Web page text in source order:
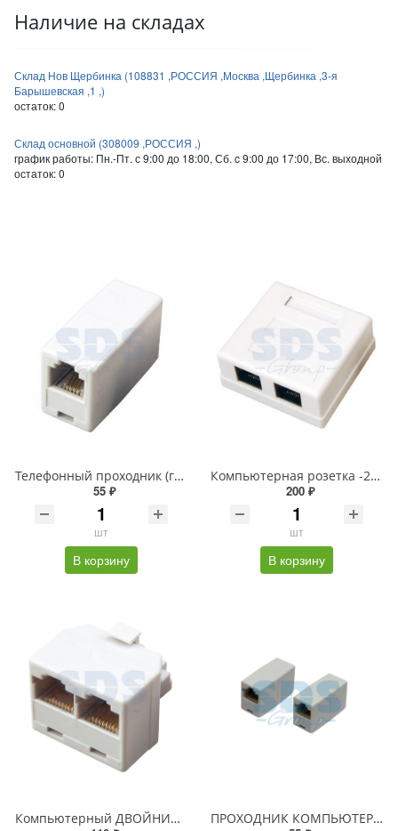
Наличие на складах
Склад Нов Щербинка (108831 ,РОССИЯ ,Москва ,Щербинка ,3-я
Барышевская ,1 ,)
остаток:0
Склад основной (308009 ,РОССИЯ ,)
график работы: Пн.-Пт. с 9:00 до 18:00, Сб. c 9:00 до 17:00, Вс. выходной
остаток:0
Телефонный проходник (гнездо-гнездо) 6P-4C REXANT
55 ₽
шт
В корзину
Компьютерная розетка -2*RJ-45 CAT5e REXANT
200 ₽
шт
В корзину
Компьютерный ДВОЙНИК к (штекер -2 гнезда) 8P-8C PROCONNECT
ПРОХОДНИК КОМПЬЮТЕРНЫЙ (гнездо-гнездо) 8P-8C PROCONNECT